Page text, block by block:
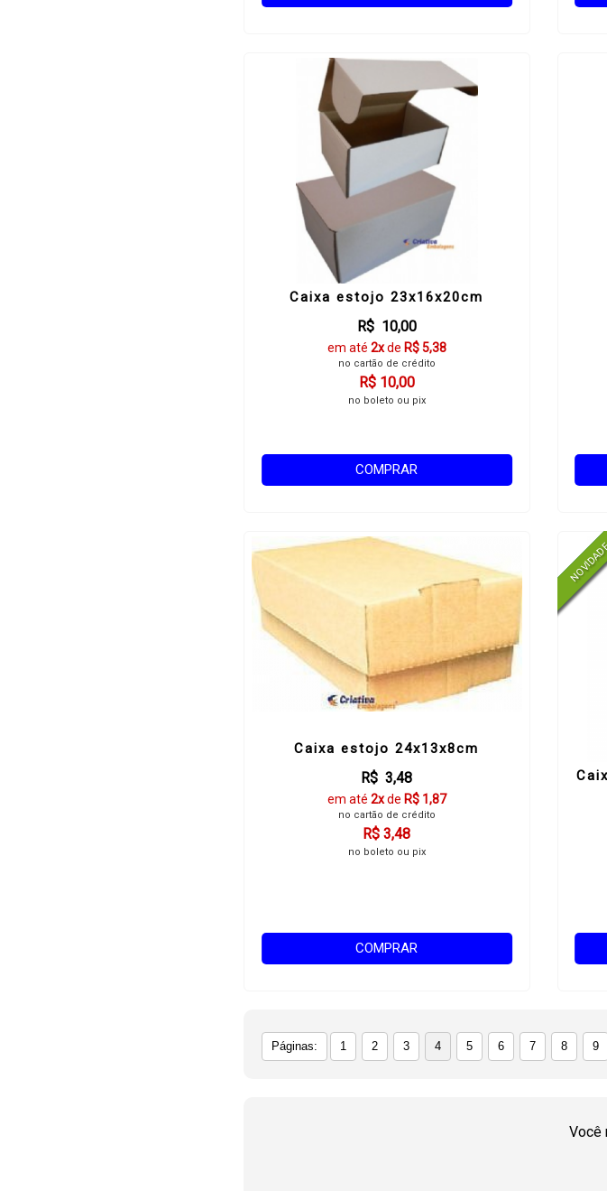
Caixa estojo 23x16x20cm
R$ 10,00
em até 2xde R$ 5,38
no cartão de crédito
R$ 10,00
no boleto ou pix
COMPRAR
Caixa estojo 24x13x8cm
R$ 3,48
em até 2xde R$ 1,87
no cartão de crédito
R$ 3,48
no boleto ou pix
COMPRAR
Páginas: 1 2 3 4 5 6 7 8 9
Você